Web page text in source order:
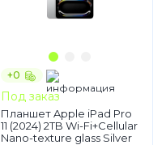
+0
Под заказ
Планшет Apple iPad Pro
11 (2024) 2TB Wi-Fi+Cellular
Nano-texture glass Silver